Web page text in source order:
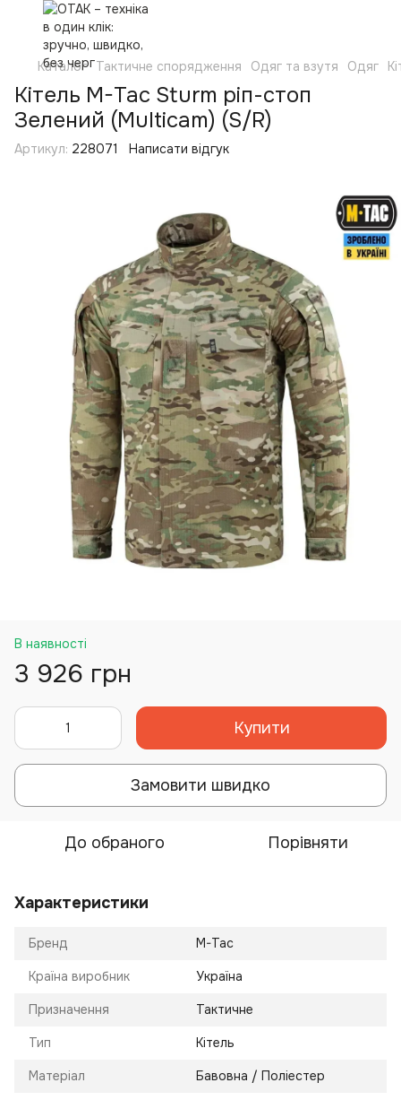
Каталог Тактичне спорядження Одяг та взутя Одяг
Кітель M-Tac Sturm ріп-стоп
Зелений (Multicam) (S/R)
Артикул: 228071 Написати відгук
В наявності
3 926 грн
Купити
Замовити швидко
До обраного Порівняти
Характеристики
Бренд M-Tac
Країна виробник Україна
Призначення Тактичне
Тип Кітель
Матеріал Бавовна / Поліестер